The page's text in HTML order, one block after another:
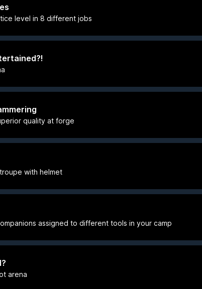
level in 8 different jobs
quality at forge
with helmet
assigned to different tools in your camp
arena